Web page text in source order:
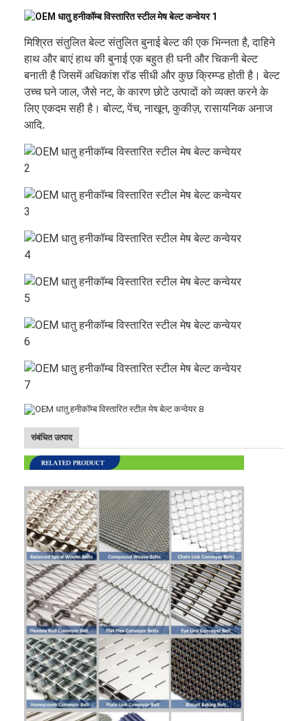
उत्पाद
हमारे बारे में
फैक्टरी यात्रा
गुणवत्ता नियंत्रण
हमसे संपर्क करें
समाचार
सभी मामलों
स्टेनलेस स्टील जाल बेल्ट
सर्पिल वायर मेष
उच्च तापमान वायर मेष
मिश्रित संतुलित बेल्ट संतुलित बुनाई बेल्ट की एक भिन्नता है, दाहिने
हाथ और बाएं हाथ की बुनाई एक बहुत ही घनी और चिकनी बेल्ट
बनाती है जिसमें अधिकांश रॉड सीधी और कुछ क्रिम्प्ड होती है। बेल्ट
उच्च घने जाल, जैसे नट, के कारण छोटे उत्पादों को व्यक्त करने के
लिए एकदम सही है। बोल्ट, पेंच, नाखून, कुकीज़, रासायनिक अनाज
आदि.
संबंधित उत्पाद